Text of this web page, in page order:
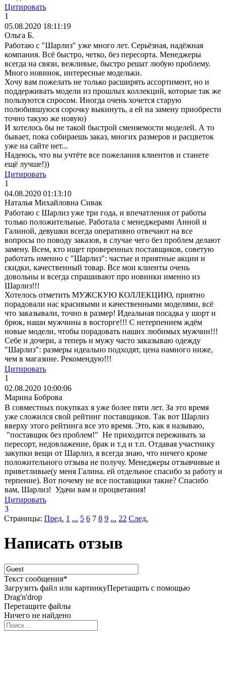
Цитировать
1
05.08.2020 18:11:19
Ольга Б.
Работаю с "Шарлиз" уже много лет. Серьёзная, надёжная
компания. Всё быстро, четко, без пересорта. Менеджеры
всегда на связи, вежливые, быстро решат любую проблему.
Много новинок, интересные модельки.
Хочу вам пожелать не только расширять ассортимент, но и
поддерживать модели из прошлых коллекций, которые так же
пользуются спросом. Иногда очень хочется старую
полюбившуюся сорочку выкинуть, а ей на замену приобрести
точно такую же новую)
И хотелось бы не такой быстрой сменяемости моделей. А то
бывает, пока собираешь заказ, многих размеров и расцветок
уже на сайте нет...
Надеюсь, что вы учтёте все пожелания клиентов и станете
ещё лучше!))
Цитировать
1
04.08.2020 01:13:10
Наталья Михайловна Сивак
Работаю с Шарлиз уже три года, и впечатления от работы
только положительные. Работала с менеджерами Анной и
Галиной, девушки всегда оперативно отвечают на все
вопросы по поводу заказов, в случае чего без проблем делают
замену. Всем, кто ищет проверенных поставщиков, советую
работать именно с "Шарлиз": частые и приятные акции и
скидки, качественный товар. Все мои клиенты очень
довольны и всегда спрашивают про новинки именно из
Шарлиз!!!
Хотелось отметить МУЖСКУЮ КОЛЛЕКЦИЮ, приятно
порадовали нас красивыми и качественными моделями, всё
что заказывали, точно в размер! Идеальная посадка у шорт и
брюк, наши мужчины в восторге!!! С нетерпением ждём
новые модели, чтобы порадовать наших любимых мужчин!!!
Себе и дочери, а теперь и мужу часто заказываю одежду
"Шарлиз": размеры идеально подходят, цена намного ниже,
чем в магазине. Рекомендую!!!
Цитировать
1
02.08.2020 10:00:06
Марина Боброва
В совместных покупках я уже более пяти лет. За это время
уже сложился свой рейтинг поставщиков. Так вот Шарлиз
вверху этого рейтинга все это время. Это, как я называю,
"поставщик без проблем!" Не приходится переживать за
пересорт, недовлажение, брак и т.д и т.п. Отдавая участнику
закупки вещи от Шарлиз, я всегда знаю, что ничего кроме
положительного отзыва не получу. Менеджеры отзывчивые и
приветливые(у меня Галина. ей отдельное спасибо за работу и
терпение). Вот почему не все поставщики такие? Спасибо
вам, Шарлиз! Удачи вам и процветания!
Цитировать
3
Страницы: Пред. 1 ... 5 6 7 8 9 ... 22 След.
Написать отзыв
Текст сообщения*
Загрузить файл или картинкуПеретащить с помощью
Drag'n'drop
Перетащите файлы
Ничего не найдено